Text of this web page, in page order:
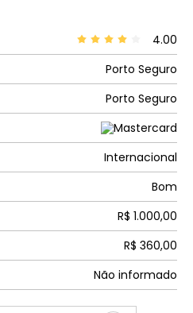
4.00
Porto Seguro
Porto Seguro
Internacional
Bom
R$ 1.000,00
R$ 360,00
Não informado